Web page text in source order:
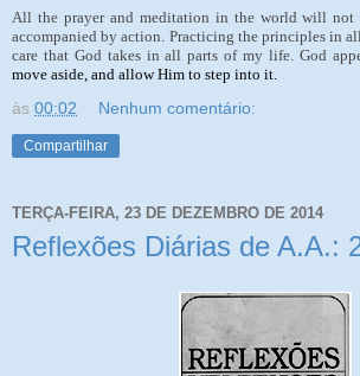
All the prayer and meditation in the world will not
accompanied by action. Practicing the principles in
care that God takes in all parts of my life. God
move aside, and allow Him to step into it.
às 00:02 Nenhum comentário:
Compartilhar
TERÇA-FEIRA, 23 DE DEZEMBRO DE 2014
Reflexões Diárias de A.A.: